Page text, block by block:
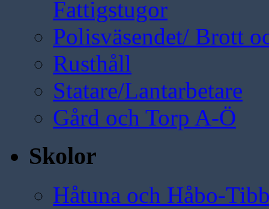
Fattigstugor
Polisväsendet/ Brott
Rusthåll
Statare/Lantarbetare
Gård och Torp A-Ö
Skolor
Håtuna och Håbo-